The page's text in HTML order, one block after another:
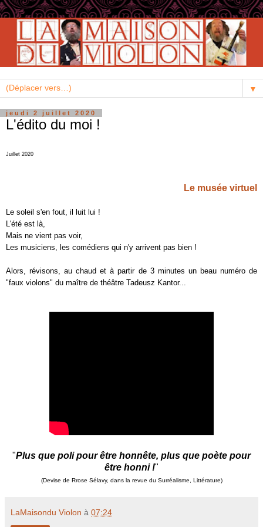
▼
jeudi 2 juillet 2020
L'édito du moi !
Juillet 2020
Le musée virtuel
Le soleil s'en fout, il luit lui !
L'été est là,
Mais ne vient pas voir,
Les musiciens, les comédiens qui n'y arrivent pas bien !
Alors, révisons, au chaud et à partir de 3 minutes un beau numéro de
"faux violons" du maître de théâtre Tadeusz Kantor...
"Plus que poli pour être honnête, plus que poète pour
être honni !"
(Devise de Rrose Sélavy, dans la revue du Surréalisme, Littérature)
LaMaisondu Violon à 07:24